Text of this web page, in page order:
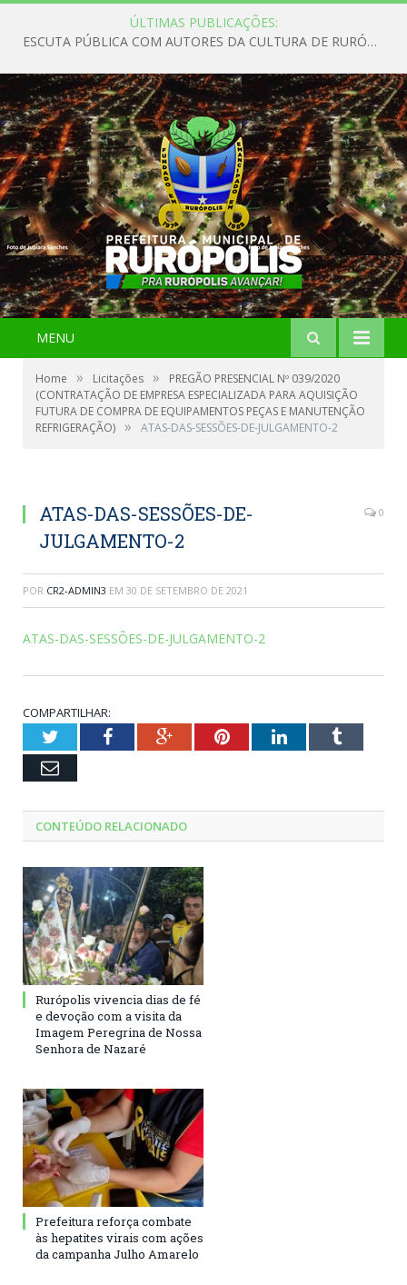
ÚLTIMAS PUBLICAÇÕES:
ESCUTA PÚBLICA COM AUTORES DA CULTURA DE RURÓPOLIS
MENU
Home » Licitações »
PREGÃO PRESENCIAL Nº 039/2020
(CONTRATAÇÃO DE EMPRESA ESPECIALIZADA PARA AQUISIÇÃO
FUTURA DE COMPRA DE EQUIPAMENTOS PEÇAS E MANUTENÇÃO
REFRIGERAÇÃO) » ATAS-DAS-SESSÕES-DE-JULGAMENTO-2
ATAS-DAS-SESSÕES-DE-
JULGAMENTO-2
0
POR CR2-ADMIN3 EM 30 DE SETEMBRO DE 2021
ATAS-DAS-SESSÕES-DE-JULGAMENTO-2
COMPARTILHAR:
TwitterFacebookGoogle+PinterestLinkedInTumblr
Email
CONTEÚDO RELACIONADO
Rurópolis vivencia dias de fé
e devoção com a visita da
Imagem Peregrina de Nossa
Senhora de Nazaré
Prefeitura reforça combate
às hepatites virais com ações
da campanha Julho Amarelo